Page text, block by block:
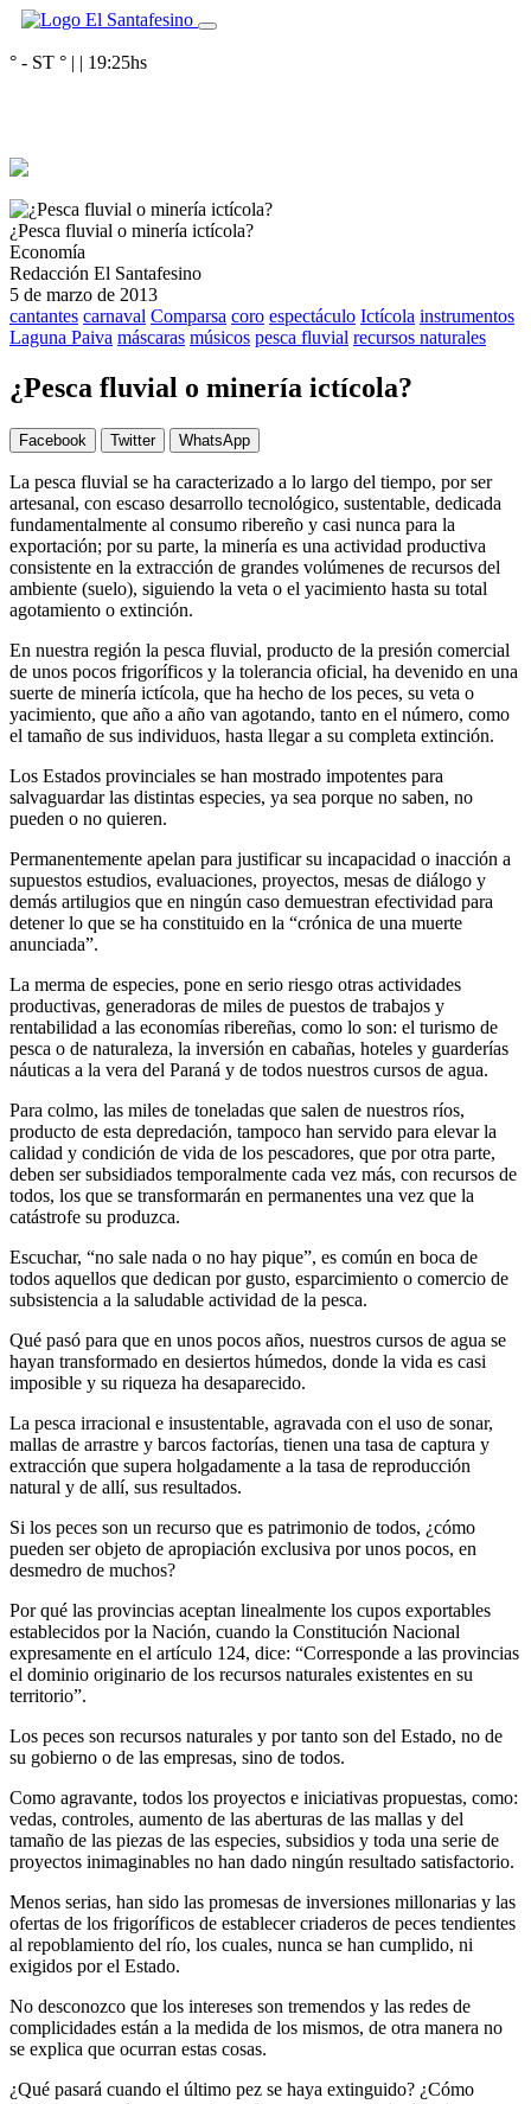
° - ST ° | | 19:25hs
¿Pesca fluvial o minería ictícola?
Economía
Redacción El Santafesino
5 de marzo de 2013
cantantes carnaval Comparsa coro espectáculo Ictícola instrumentos
Laguna Paiva máscaras músicos pesca fluvial recursos naturales
¿Pesca fluvial o minería ictícola?
Facebook Twitter WhatsApp
La pesca fluvial se ha caracterizado a lo largo del tiempo, por ser
artesanal, con escaso desarrollo tecnológico, sustentable, dedicada
fundamentalmente al consumo ribereño y casi nunca para la
exportación; por su parte, la minería es una actividad productiva
consistente en la extracción de grandes volúmenes de recursos del
ambiente (suelo), siguiendo la veta o el yacimiento hasta su total
agotamiento o extinción.
En nuestra región la pesca fluvial, producto de la presión comercial
de unos pocos frigoríficos y la tolerancia oficial, ha devenido en una
suerte de minería ictícola, que ha hecho de los peces, su veta o
yacimiento, que año a año van agotando, tanto en el número, como
el tamaño de sus individuos, hasta llegar a su completa extinción.
Los Estados provinciales se han mostrado impotentes para
salvaguardar las distintas especies, ya sea porque no saben, no
pueden o no quieren.
Permanentemente apelan para justificar su incapacidad o inacción a
supuestos estudios, evaluaciones, proyectos, mesas de diálogo y
demás artilugios que en ningún caso demuestran efectividad para
detener lo que se ha constituido en la “crónica de una muerte
anunciada”.
La merma de especies, pone en serio riesgo otras actividades
productivas, generadoras de miles de puestos de trabajos y
rentabilidad a las economías ribereñas, como lo son: el turismo de
pesca o de naturaleza, la inversión en cabañas, hoteles y guarderías
náuticas a la vera del Paraná y de todos nuestros cursos de agua.
Para colmo, las miles de toneladas que salen de nuestros ríos,
producto de esta depredación, tampoco han servido para elevar la
calidad y condición de vida de los pescadores, que por otra parte,
deben ser subsidiados temporalmente cada vez más, con recursos de
todos, los que se transformarán en permanentes una vez que la
catástrofe su produzca.
Escuchar, “no sale nada o no hay pique”, es común en boca de
todos aquellos que dedican por gusto, esparcimiento o comercio de
subsistencia a la saludable actividad de la pesca.
Qué pasó para que en unos pocos años, nuestros cursos de agua se
hayan transformado en desiertos húmedos, donde la vida es casi
imposible y su riqueza ha desaparecido.
La pesca irracional e insustentable, agravada con el uso de sonar,
mallas de arrastre y barcos factorías, tienen una tasa de captura y
extracción que supera holgadamente a la tasa de reproducción
natural y de allí, sus resultados.
Si los peces son un recurso que es patrimonio de todos, ¿cómo
pueden ser objeto de apropiación exclusiva por unos pocos, en
desmedro de muchos?
Por qué las provincias aceptan linealmente los cupos exportables
establecidos por la Nación, cuando la Constitución Nacional
expresamente en el artículo 124, dice: “Corresponde a las provincias
el dominio originario de los recursos naturales existentes en su
territorio”.
Los peces son recursos naturales y por tanto son del Estado, no de
su gobierno o de las empresas, sino de todos.
Como agravante, todos los proyectos e iniciativas propuestas, como:
vedas, controles, aumento de las aberturas de las mallas y del
tamaño de las piezas de las especies, subsidios y toda una serie de
proyectos inimaginables no han dado ningún resultado satisfactorio.
Menos serias, han sido las promesas de inversiones millonarias y las
ofertas de los frigoríficos de establecer criaderos de peces tendientes
al repoblamiento del río, los cuales, nunca se han cumplido, ni
exigidos por el Estado.
No desconozco que los intereses son tremendos y las redes de
complicidades están a la medida de los mismos, de otra manera no
se explica que ocurran estas cosas.
¿Qué pasará cuando el último pez se haya extinguido? ¿Cómo